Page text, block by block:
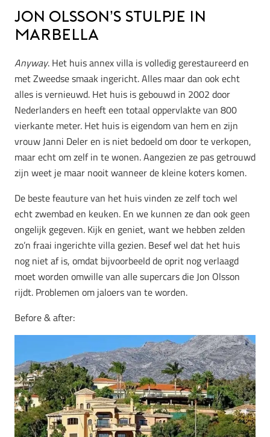
Jon Olsson’s stulpje in
Marbella
Anyway. Het huis annex villa is volledig gerestaureerd en
met Zweedse smaak ingericht. Alles maar dan ook echt
alles is vernieuwd. Het huis is gebouwd in 2002 door
Nederlanders en heeft een totaal oppervlakte van 800
vierkante meter. Het huis is eigendom van hem en zijn
vrouw Janni Deler en is niet bedoeld om door te verkopen,
maar echt om zelf in te wonen. Aangezien ze pas getrouwd
zijn weet je maar nooit wanneer de kleine koters komen.
De beste feauture van het huis vinden ze zelf toch wel
echt zwembad en keuken. En we kunnen ze dan ook geen
ongelijk gegeven. Kijk en geniet, want we hebben zelden
zo’n fraai ingerichte villa gezien. Besef wel dat het huis
nog niet af is, omdat bijvoorbeeld de oprit nog verlaagd
moet worden omwille van alle supercars die Jon Olsson
rijdt. Problemen om jaloers van te worden.
Before & after: